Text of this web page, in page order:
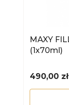
MAXY
(1x70ml)
Cena
490,00 zł